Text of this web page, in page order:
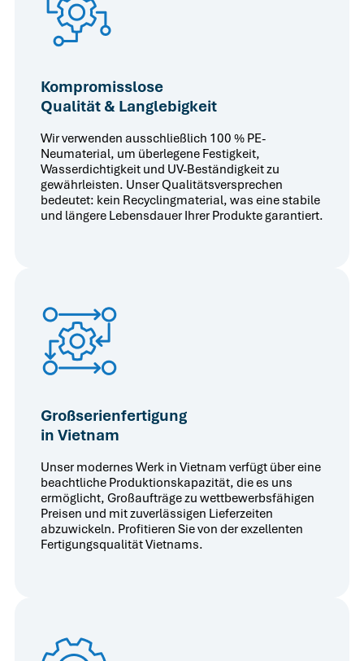
Kompromisslose
Qualität & Langlebigkeit
Wir verwenden ausschließlich 100 % PE-
Neumaterial, um überlegene Festigkeit,
Wasserdichtigkeit und UV-Beständigkeit zu
gewährleisten. Unser Qualitätsversprechen
bedeutet: kein Recyclingmaterial, was eine stabile
und längere Lebensdauer Ihrer Produkte garantiert.
Großserienfertigung
in Vietnam
Unser modernes Werk in Vietnam verfügt über eine
beachtliche Produktionskapazität, die es uns
ermöglicht, Großaufträge zu wettbewerbsfähigen
Preisen und mit zuverlässigen Lieferzeiten
abzuwickeln. Profitieren Sie von der exzellenten
Fertigungsqualität Vietnams.